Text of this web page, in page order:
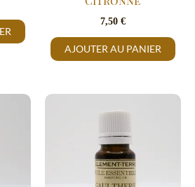
7,50 €
AJOUTER AU PANIER